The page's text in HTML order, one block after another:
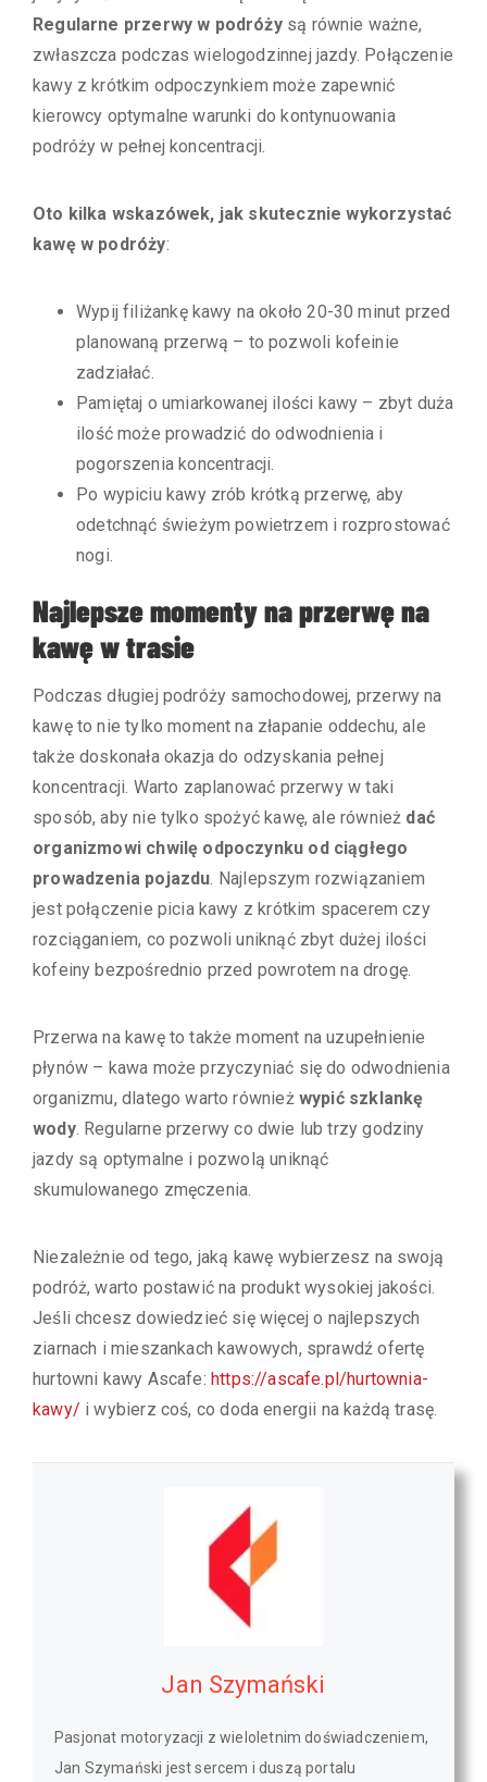
Regularne przerwy w podróżysą równie ważne,
zwłaszcza podczas wielogodzinnej jazdy. Połączenie
kawy z krótkim odpoczynkiem może zapewnić
kierowcy optymalne warunki do kontynuowania
podróży w pełnej koncentracji.
Oto kilka wskazówek, jak skutecznie wykorzystać
kawę w podróży:
Wypij filiżankę kawy na około 20-30 minut przed
planowaną przerwą – to pozwoli kofeinie
zadziałać.
Pamiętaj o umiarkowanej ilości kawy – zbyt duża
ilość może prowadzić do odwodnienia i
pogorszenia koncentracji.
Po wypiciu kawy zrób krótką przerwę, aby
odetchnąć świeżym powietrzem i rozprostować
nogi.
Najlepsze momenty na przerwę na
kawę w trasie
Podczas długiej podróży samochodowej, przerwy na
kawę to nie tylko moment na złapanie oddechu, ale
także doskonała okazja do odzyskania pełnej
koncentracji. Warto zaplanować przerwy w taki
sposób, aby nie tylko spożyć kawę, ale również dać
organizmowi chwilę odpoczynku od ciągłego
prowadzenia pojazdu. Najlepszym rozwiązaniem
jest połączenie picia kawy z krótkim spacerem czy
rozciąganiem, co pozwoli uniknąć zbyt dużej ilości
kofeiny bezpośrednio przed powrotem na drogę.
Przerwa na kawę to także moment na uzupełnienie
płynów – kawa może przyczyniać się do odwodnienia
organizmu, dlatego warto również wypić szklankę
wody. Regularne przerwy co dwie lub trzy godziny
jazdy są optymalne i pozwolą uniknąć
skumulowanego zmęczenia.
Niezależnie od tego, jaką kawę wybierzesz na swoją
podróż, warto postawić na produkt wysokiej jakości.
Jeśli chcesz dowiedzieć się więcej o najlepszych
ziarnach i mieszankach kawowych, sprawdź ofertę
hurtowni kawy Ascafe: https://ascafe.pl/hurtownia-
kawy/ i wybierz coś, co doda energii na każdą trasę.
Jan Szymański
Pasjonat motoryzacji z wieloletnim doświadczeniem,
Jan Szymański jest sercem i duszą portalu